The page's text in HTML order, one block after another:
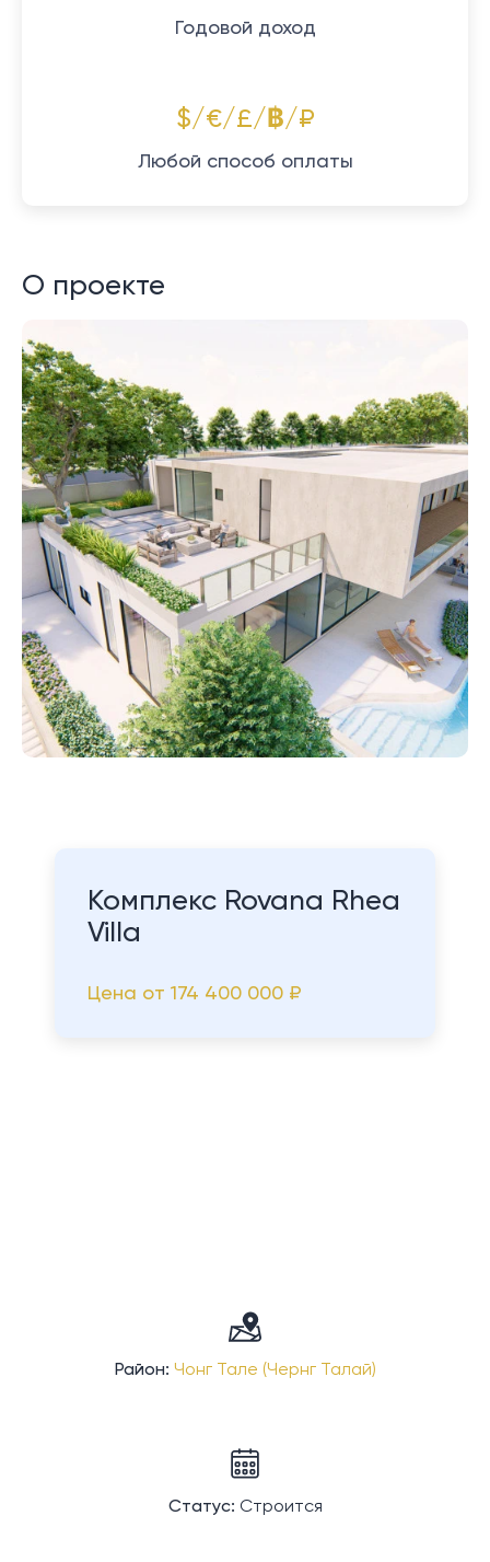
Годовой доход
$/€/£/฿/₽
Любой способ оплаты
О проекте
Комплекс Rovana Rhea
Villa
Цена от 174 400 000 ₽
Район: Чонг Тале (Чернг Талай)
Статус: Строится